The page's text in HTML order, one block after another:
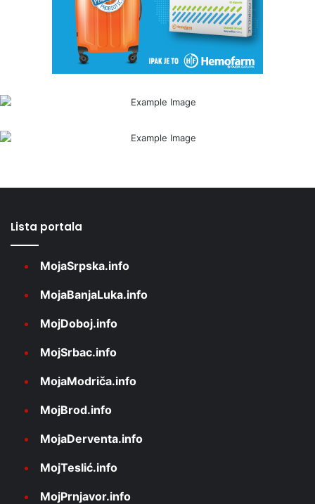
Lista portala
MojaSrpska.info
MojaBanjaLuka.info
MojDoboj.info
MojSrbac.info
MojaModriča.info
MojBrod.info
MojaDerventa.info
MojTeslić.info
MojPrnjavor.info